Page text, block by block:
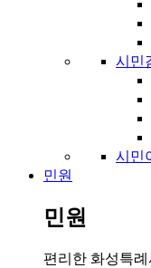
시민
시민
민원
민원
편리한 화성특